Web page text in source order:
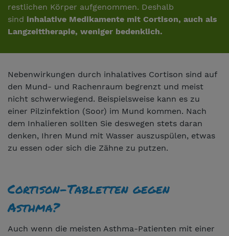
restlichen Körper aufgenommen. Deshalb
sind inhalative Medikamente mit Cortison, auch als
Langzeittherapie, weniger bedenklich.
Nebenwirkungen durch inhalatives Cortison sind auf
den Mund- und Rachenraum begrenzt und meist
nicht schwerwiegend. Beispielsweise kann es zu
einer Pilzinfektion (Soor) im Mund kommen. Nach
dem Inhalieren sollten Sie deswegen stets daran
denken, Ihren Mund mit Wasser auszuspülen, etwas
zu essen oder sich die Zähne zu putzen.
Cortison-Tabletten gegen
Asthma?
Auch wenn die meisten Asthma-Patienten mit einer